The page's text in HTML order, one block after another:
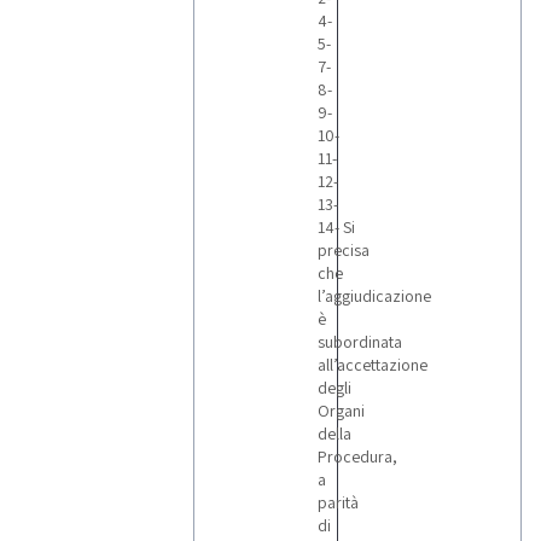
4-
5-
7-
8-
9-
10-
11-
12-
13-
14- Si
precisa
che
l’aggiudicazione
è
subordinata
all’accettazione
degli
Organi
della
Procedura,
a
parità
di